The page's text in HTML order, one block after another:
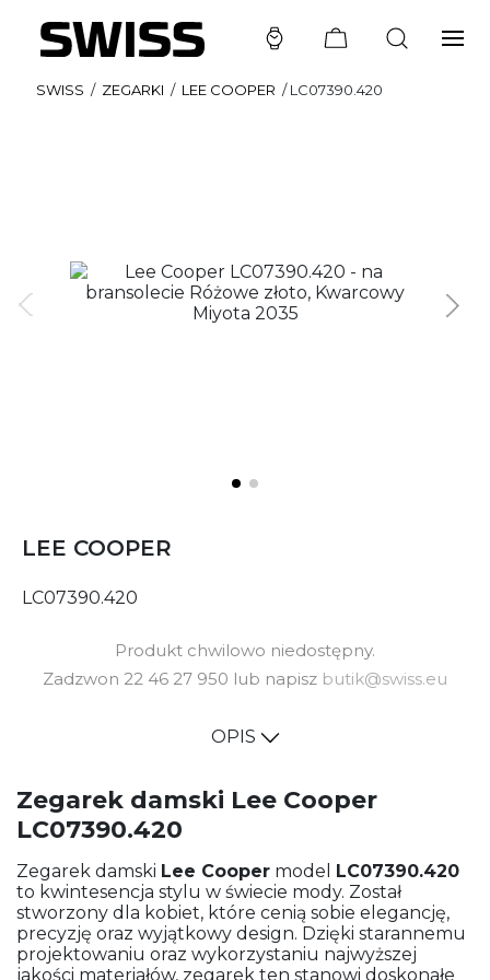
SWISS / ZEGARKI / LEE COOPER /LC07390.420
LEE COOPER
LC07390.420
Produkt chwilowo niedostępny.
Zadzwon 22 46 27 950 lub napisz butik@swiss.eu
OPIS
Zegarek damski Lee Cooper
LC07390.420
Zegarek damski Lee Cooper model LC07390.420
to kwintesencja stylu w świecie mody. Został
stworzony dla kobiet, które cenią sobie elegancję,
precyzję oraz wyjątkowy design. Dzięki starannemu
projektowaniu oraz wykorzystaniu najwyższej
jakości materiałów, zegarek ten stanowi doskonałe